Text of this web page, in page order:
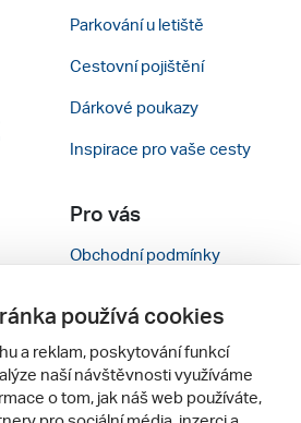
Parkování u letiště
Cestovní pojištění
Dárkové poukazy
Inspirace pro vaše cesty
Pro vás
Obchodní podmínky
Mobilní verze webu
používá cookies
a reklam, poskytování funkcí
naší návštěvnosti využíváme
o tom, jak náš web používáte,